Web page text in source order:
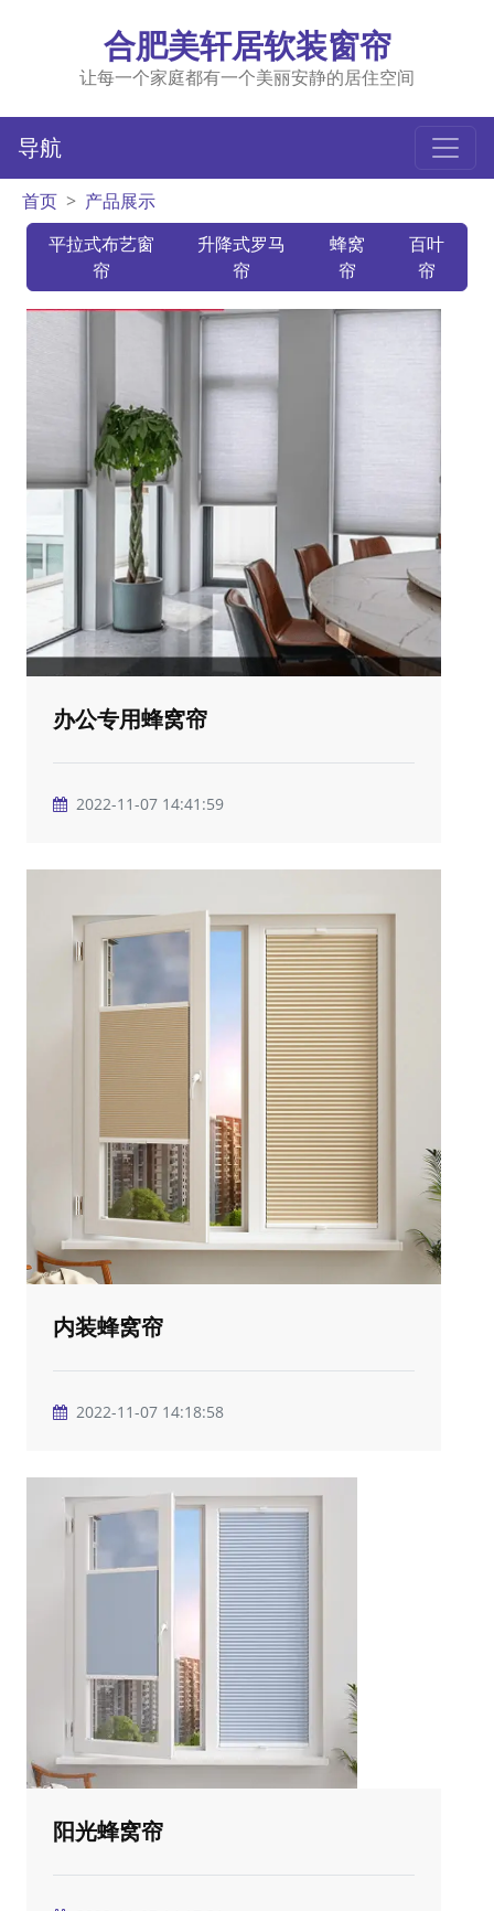
合肥美轩居软装窗帘
让每一个家庭都有一个美丽安静的居住空间
导航
首页
产品展示
平拉式布艺窗
帘
升降式罗马
帘
蜂窝
帘
百叶
帘
办公专用蜂窝帘
2022-11-07 14:41:59
内装蜂窝帘
2022-11-07 14:18:58
阳光蜂窝帘